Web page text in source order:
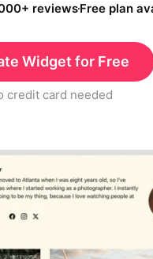
reviewsFree plan
Widget for Free
credit card needed